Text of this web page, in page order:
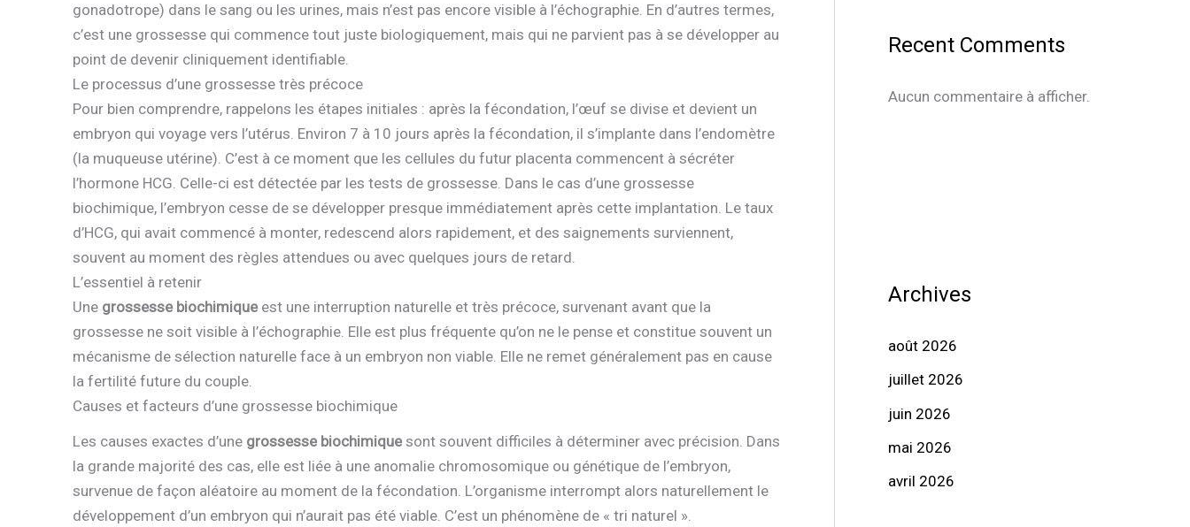
gonadotrope) dans le sang ou les urines, mais n’est pas encore visible à l’échographie. En d’autres termes,
c’est une grossesse qui commence tout juste biologiquement, mais qui ne parvient pas à se développer au
point de devenir cliniquement identifiable.
Le processus d’une grossesse très précoce
Pour bien comprendre, rappelons les étapes initiales : après la fécondation, l’œuf se divise et devient un
embryon qui voyage vers l’utérus. Environ 7 à 10 jours après la fécondation, il s’implante dans l’endomètre
(la muqueuse utérine). C’est à ce moment que les cellules du futur placenta commencent à sécréter
l’hormone HCG. Celle-ci est détectée par les tests de grossesse. Dans le cas d’une grossesse
biochimique, l’embryon cesse de se développer presque immédiatement après cette implantation. Le taux
d’HCG, qui avait commencé à monter, redescend alors rapidement, et des saignements surviennent,
souvent au moment des règles attendues ou avec quelques jours de retard.
L’essentiel à retenir
Une grossesse biochimiqueest une interruption naturelle et très précoce, survenant avant que la
grossesse ne soit visible à l’échographie. Elle est plus fréquente qu’on ne le pense et constitue souvent un
mécanisme de sélection naturelle face à un embryon non viable. Elle ne remet généralement pas en cause
la fertilité future du couple.
Causes et facteurs d’une grossesse biochimique
Les causes exactes d’une grossesse biochimiquesont souvent difficiles à déterminer avec précision. Dans
la grande majorité des cas, elle est liée à une anomalie chromosomique ou génétique de l’embryon,
survenue de façon aléatoire au moment de la fécondation. L’organisme interrompt alors naturellement le
développement d’un embryon qui n’aurait pas été viable. C’est un phénomène de « tri naturel ».
Recent Comments
Aucun commentaire à afficher.
Archives
août 2026
juillet 2026
juin 2026
mai 2026
avril 2026